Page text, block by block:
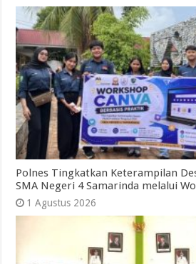
Polnes Tingkatkan Keterampilan
SMA Negeri 4 Samarinda melalui
1 Agustus 2026